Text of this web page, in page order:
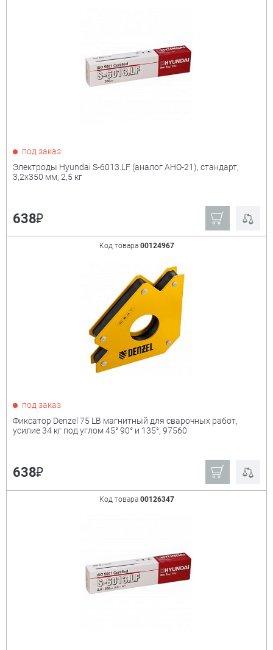
под заказ
Электроды Hyundai S-6013.LF (аналог АНО-21), стандарт,
3,2х350 мм, 2,5 кг
638₽
Код товара 00124967
под заказ
Фиксатор Denzel 75 LB магнитный для сварочных работ,
усилие 34 кг под углом 45° 90° и 135°, 97560
638₽
Код товара 00126347